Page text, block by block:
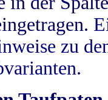
zu